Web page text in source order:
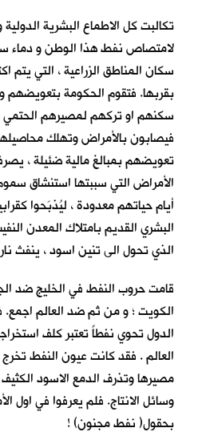
تكالبت كل الاطماع البشرية الدولية
لامتصاص نفط هذا الوطن و دماء
سكان المناطق الزراعية ، التي
بقربها. فتقوم الحكومة
سكنهم او تركهم لمصيرهم الحتمي
فيصابون بالأمراض وتهلك
تعويضهم بمبالغ مالية ضئيلة ،
الأمراض التي سببتها استنشاق
أيام حياتهم معدودة ، ليُذبَحوا
البشري القديم بامتلاك المعدن
الذي تحول الى تنين اسود ، ينفث
قامت حروب النفط في الخليج ضد
الكويت ؛ و من ثم ضد العالم
الدول تحوي نفطاً تعتبر كلف
العالم . فقد كانت عيون النفط
مصيرها وتذرف الدمع الاسود
وسائل الانتاج. فلم يعرفوا في اول
بحقول( نفط مجنون) !